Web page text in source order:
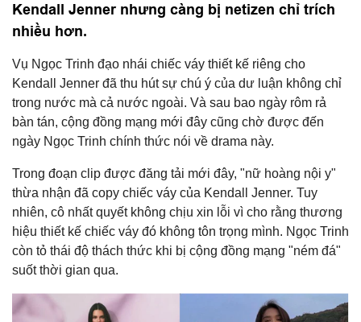
Kendall Jenner nhưng càng bị netizen chỉ trích
nhiều hơn.
Vụ Ngọc Trinh đạo nhái chiếc váy thiết kế riêng cho
Kendall Jenner đã thu hút sự chú ý của dư luận không chỉ
trong nước mà cả nước ngoài. Và sau bao ngày rôm rả
bàn tán, cộng đồng mạng mới đây cũng chờ được đến
ngày Ngọc Trinh chính thức nói về drama này.
Trong đoạn clip được đăng tải mới đây, "nữ hoàng nội y"
thừa nhận đã copy chiếc váy của Kendall Jenner. Tuy
nhiên, cô nhất quyết không chịu xin lỗi vì cho rằng thương
hiệu thiết kế chiếc váy đó không tôn trọng mình. Ngọc Trinh
còn tỏ thái độ thách thức khi bị cộng đồng mạng "ném đá"
suốt thời gian qua.